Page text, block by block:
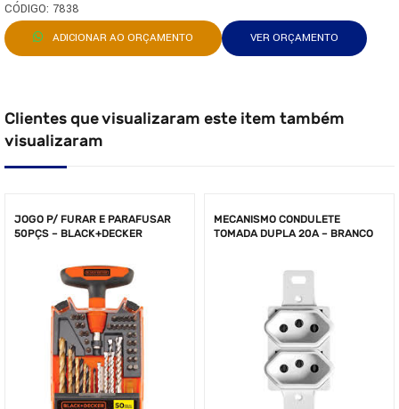
CÓDIGO: 7838
ADICIONAR AO ORÇAMENTO VER ORÇAMENTO
Clientes que visualizaram este item também
visualizaram
JOGO P/ FURAR E PARAFUSAR
50PÇS – BLACK+DECKER
MECANISMO CONDULETE
TOMADA DUPLA 20A – BRANCO